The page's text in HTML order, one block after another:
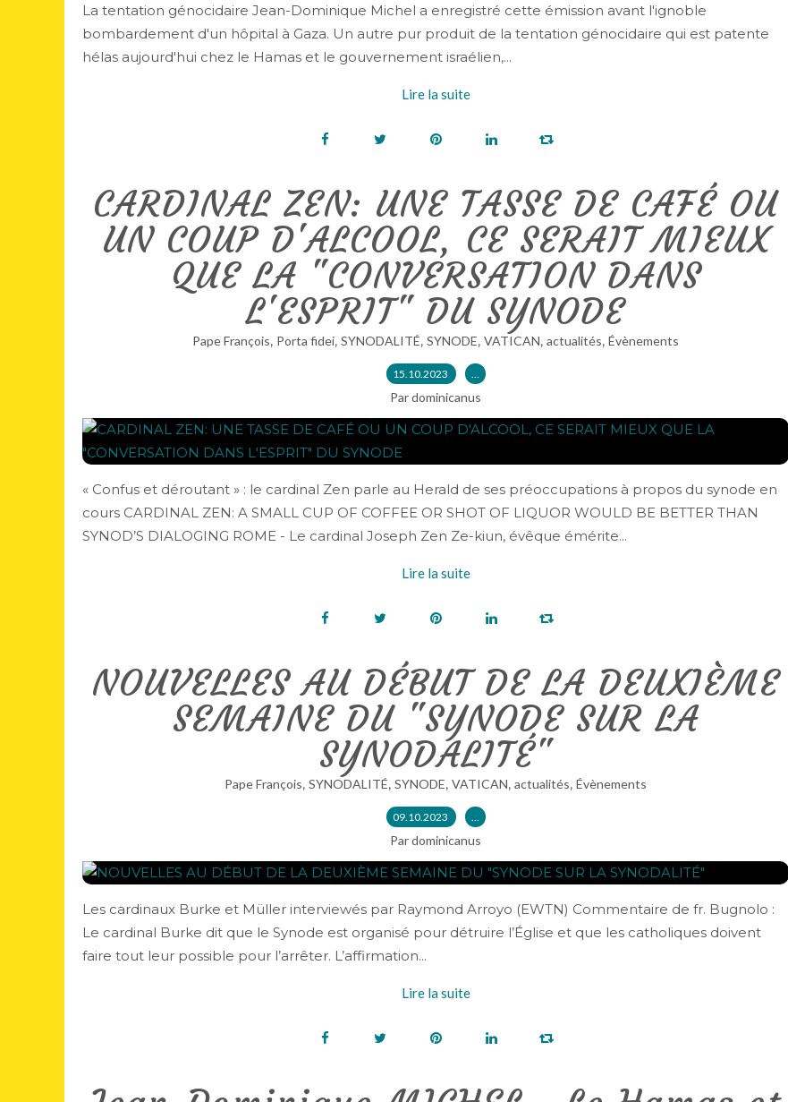
La tentation génocidaire Jean-Dominique Michel a enregistré cette émission avant l'ignoble
bombardement d'un hôpital à Gaza. Un autre pur produit de la tentation génocidaire qui est patente
hélas aujourd'hui chez le Hamas et le gouvernement israélien,...
Lire la suite
CARDINAL ZEN: UNE TASSE DE CAFÉ OU
UN COUP D'ALCOOL, CE SERAIT MIEUX
QUE LA "CONVERSATION DANS
L'ESPRIT" DU SYNODE
Pape François, Porta fidei, SYNODALITÉ, SYNODE, VATICAN, actualités, Évènements
15.10.2023 …
Par dominicanus
« Confus et déroutant » : le cardinal Zen parle au Herald de ses préoccupations à propos du synode en
cours CARDINAL ZEN: A SMALL CUP OF COFFEE OR SHOT OF LIQUOR WOULD BE BETTER THAN
SYNOD’S DIALOGING ROME - Le cardinal Joseph Zen Ze-kiun, évêque émérite...
Lire la suite
NOUVELLES AU DÉBUT DE LA DEUXIÈME
SEMAINE DU "SYNODE SUR LA
SYNODALITÉ"
Pape François, SYNODALITÉ, SYNODE, VATICAN, actualités, Évènements
09.10.2023 …
Par dominicanus
Les cardinaux Burke et Müller interviewés par Raymond Arroyo (EWTN) Commentaire de fr. Bugnolo :
Le cardinal Burke dit que le Synode est organisé pour détruire l’Église et que les catholiques doivent
faire tout leur possible pour l’arrêter. L’affirmation...
Lire la suite